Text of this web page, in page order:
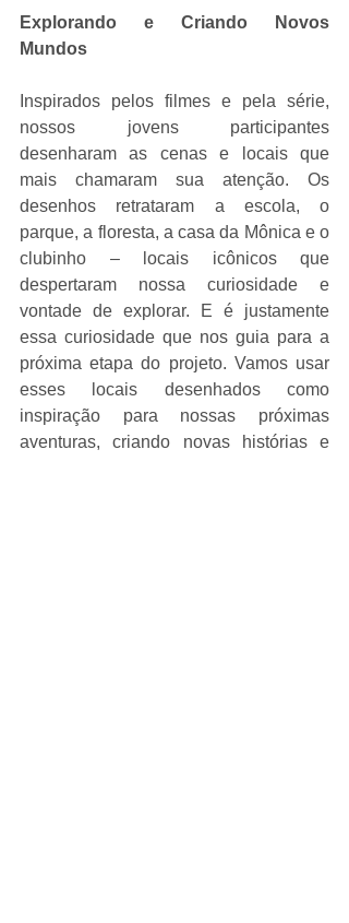
Explorando e Criando Novos
Mundos
Inspirados pelos filmes e pela série,
nossos jovens participantes
desenharam as cenas e locais que
mais chamaram sua atenção. Os
desenhos retrataram a escola, o
parque, a floresta, a casa da Mônica e o
clubinho – locais icônicos que
despertaram nossa curiosidade e
vontade de explorar. E é justamente
essa curiosidade que nos guia para a
próxima etapa do projeto. Vamos usar
esses locais desenhados como
inspiração para nossas próximas
aventuras, criando novas histórias e